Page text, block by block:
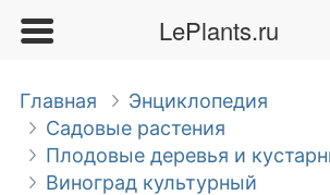
LePlants.ru
Главная
Энциклопедия
Садовые растения
Плодовые деревья и
Виноград культурный